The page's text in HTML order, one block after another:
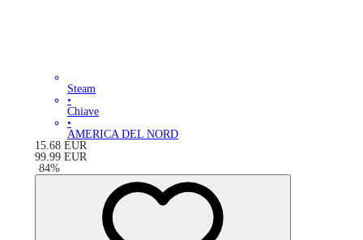
Steam
•
Chiave
•
AMERICA DEL NORD
15.68 EUR
99.99 EUR
-84%